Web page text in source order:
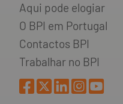
Aqui pode elogiar
O BPI em Portugal
Contactos BPI
Trabalhar no BPI